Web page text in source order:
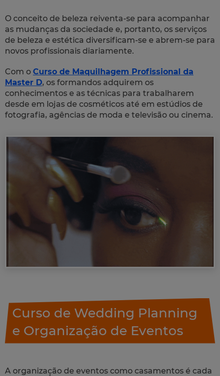
O conceito de beleza reiventa-se para acompanhar
as mudanças da sociedade e, portanto, os serviços
de beleza e estética diversificam-se e abrem-se para
novos profissionais diariamente.
Com o Curso de Maquilhagem Profissional da
Master D, os formandos adquirem os
conhecimentos e as técnicas para trabalharem
desde em lojas de cosméticos até em estúdios de
fotografia, agências de moda e televisão ou cinema.
Curso de Wedding Planning
e Organização de Eventos
A organização de eventos como casamentos é cada